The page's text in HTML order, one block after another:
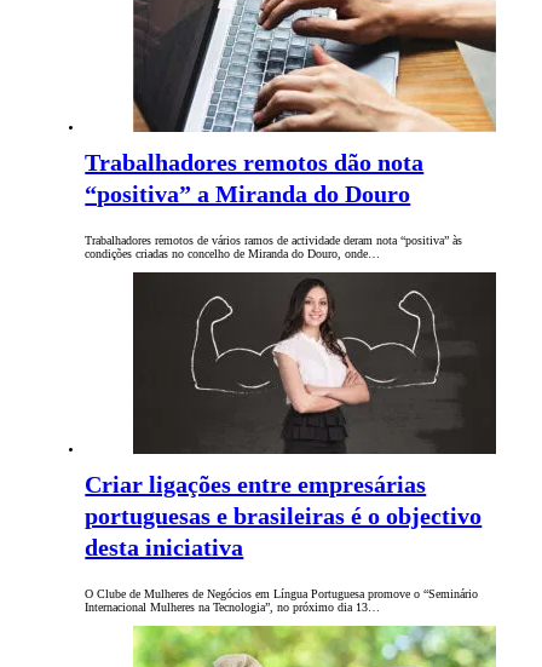
Trabalhadores remotos dão nota
“positiva” a Miranda do Douro
Trabalhadores remotos de vários ramos de actividade deram nota “positiva” às
condições criadas no concelho de Miranda do Douro, onde…
Criar ligações entre empresárias
portuguesas e brasileiras é o objectivo
desta iniciativa
O Clube de Mulheres de Negócios em Língua Portuguesa promove o “Seminário
Internacional Mulheres na Tecnologia”, no próximo dia 13…